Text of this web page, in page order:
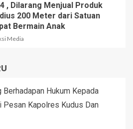
, Dilarang Menjual Produk
200 Meter dari Satuan
Bermain Anak
Media
Berhadapan Hukum Kepada
Pesan Kapolres Kudus Dan